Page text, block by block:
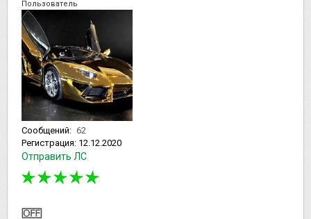
Пользователь
Сообщений: 62
Регистрация: 12.12.2020
Отправить ЛС